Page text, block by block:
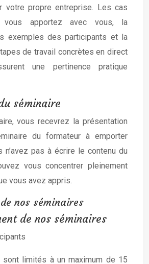
votre propre entreprise. Les cas
vous apportez avec vous, la
exemples des participants et la
de travail concrètes en direct
une pertinence pratique
séminaire
vous recevrez la présentation
du formateur à emporter
n’avez pas à écrire le contenu du
vous concentrer pleinement
vous avez appris.
nos séminaires
de nos séminaires
sont limités à un maximum de 15